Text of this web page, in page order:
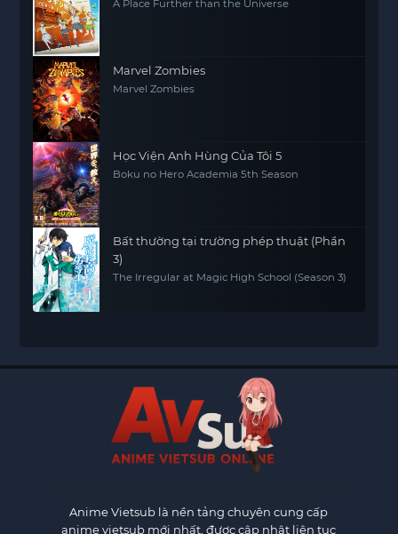
A Place Further than the Universe
Marvel Zombies
Marvel Zombies
Học Viện Anh Hùng Của Tôi 5
Boku no Hero Academia 5th Season
Bất thường tại trường phép thuật (Phần
3)
The Irregular at Magic High School (Season 3)
Anime Vietsub là nền tảng chuyên cung cấp
anime vietsub mới nhất, được cập nhật liên tục